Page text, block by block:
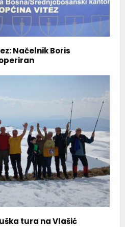
Načelnik Boris
tura na Vlašić